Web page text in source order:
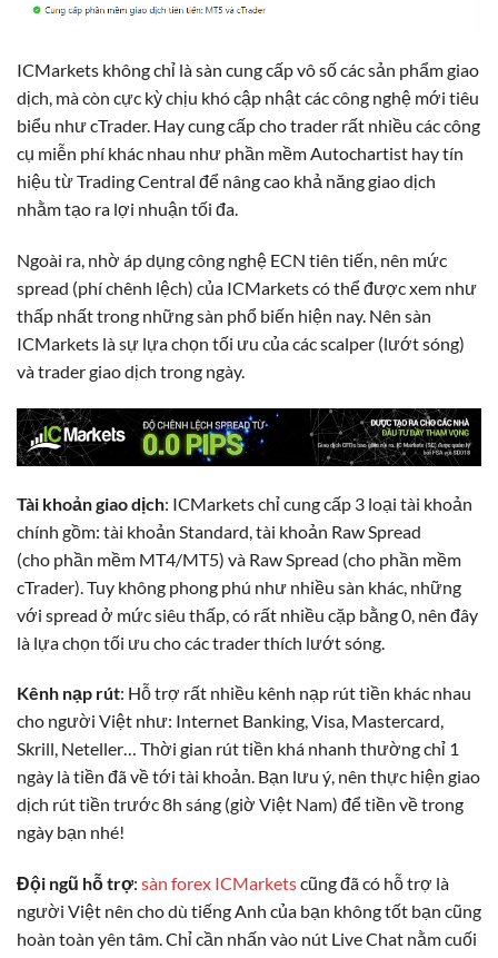
ICMarkets không chỉ là sàn cung cấp vô số các sản phẩm giao
dịch, mà còn cực kỳ chịu khó cập nhật các công nghệ mới tiêu
biểu như cTrader. Hay cung cấp cho trader rất nhiều các công
cụ miễn phí khác nhau như phần mềm Autochartist hay tín
hiệu từ Trading Central để nâng cao khả năng giao dịch
nhằm tạo ra lợi nhuận tối đa.
Ngoài ra, nhờ áp dụng công nghệ ECN tiên tiến, nên mức
spread (phí chênh lệch) của ICMarkets có thể được xem như
thấp nhất trong những sàn phổ biến hiện nay. Nên sàn
ICMarkets là sự lựa chọn tối ưu của các scalper (lướt sóng)
và trader giao dịch trong ngày.
Tài khoản giao dịch: ICMarkets chỉ cung cấp 3 loại tài khoản
chính gồm: tài khoản Standard, tài khoản Raw Spread
(cho phần mềm MT4/MT5) và Raw Spread (cho phần mềm
cTrader). Tuy không phong phú như nhiều sàn khác, những
với spread ở mức siêu thấp, có rất nhiều cặp bằng 0, nên đây
là lựa chọn tối ưu cho các trader thích lướt sóng.
Kênh nạp rút: Hỗ trợ rất nhiều kênh nạp rút tiền khác nhau
cho người Việt như: Internet Banking, Visa, Mastercard,
Skrill, Neteller… Thời gian rút tiền khá nhanh thường chỉ 1
ngày là tiền đã về tới tài khoản. Bạn lưu ý, nên thực hiện giao
dịch rút tiền trước 8h sáng (giờ Việt Nam) để tiền về trong
ngày bạn nhé!
Đội ngũ hỗ trợ: sàn forex ICMarketscũng đã có hỗ trợ là
người Việt nên cho dù tiếng Anh của bạn không tốt bạn cũng
hoàn toàn yên tâm. Chỉ cần nhấn vào nút Live Chat nằm cuối